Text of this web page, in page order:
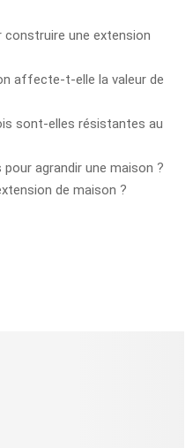
une extension
affecte-t-elle la valeur de
sont-elles résistantes au
agrandir une maison ?
de maison ?